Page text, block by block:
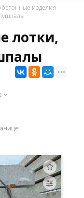
изделия
лотки,